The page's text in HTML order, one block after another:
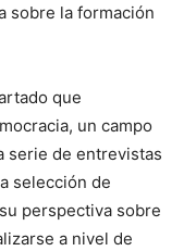
sobre la formación
que
un campo
serie de entrevistas
selección de
perspectiva sobre
a nivel de